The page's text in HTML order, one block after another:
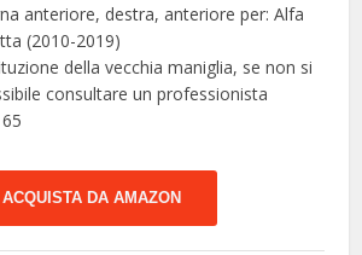
anteriore, destra, anteriore per: Alfa
(2010-2019)
della vecchia maniglia, se non si
consultare un professionista
ACQUISTA DA AMAZON